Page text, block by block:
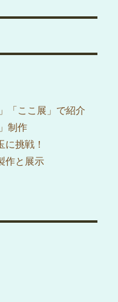
「ここ展」で紹介
制作
挑戦！
作と展示